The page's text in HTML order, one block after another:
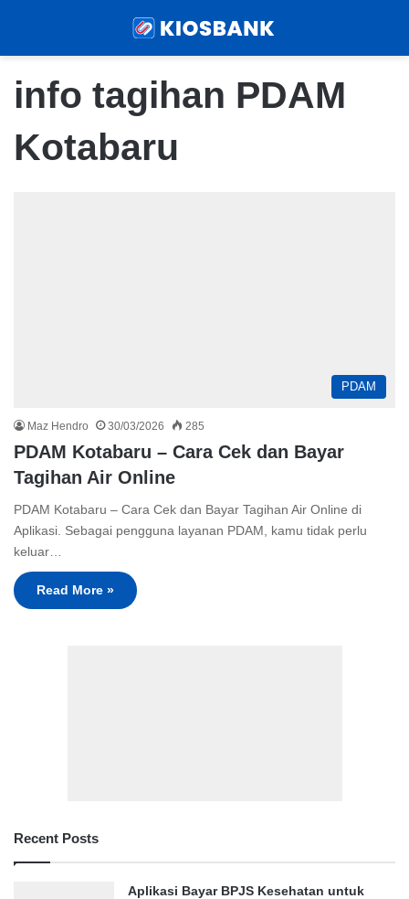
info tagihan PDAM
Kotabaru
PDAM
Maz Hendro 30/03/2026 285
PDAM Kotabaru – Cara Cek dan Bayar
Tagihan Air Online
PDAM Kotabaru – Cara Cek dan Bayar Tagihan Air Online di
Aplikasi. Sebagai pengguna layanan PDAM, kamu tidak perlu
keluar…
Read More »
Recent Posts
Aplikasi Bayar BPJS Kesehatan untuk